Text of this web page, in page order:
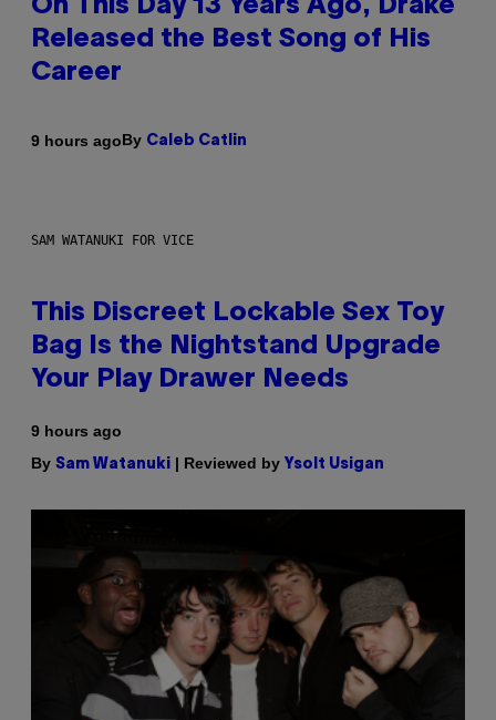
On This Day 13 Years Ago, Drake
Released the Best Song of His
Career
9 hours agoBy Caleb Catlin
SAM WATANUKI FOR VICE
This Discreet Lockable Sex Toy
Bag Is the Nightstand Upgrade
Your Play Drawer Needs
9 hours ago
By Sam Watanuki | Reviewed by Ysolt Usigan